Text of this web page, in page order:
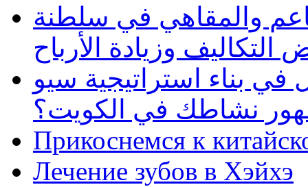
والمقاهي في سلطنة
وزيادة الأرباح
بناء استراتيجية سيو
نشاطك في الكويت؟
Прикоснемся к
Лечение зубов в Хэйхэ